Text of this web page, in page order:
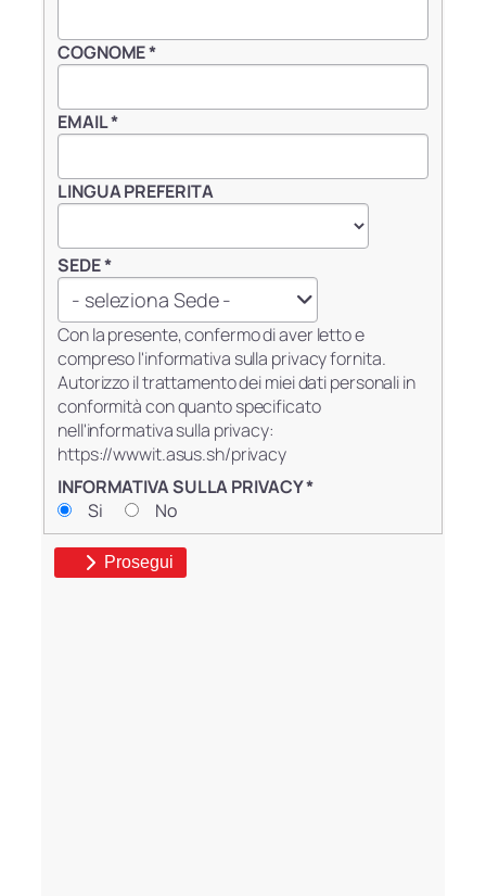
COGNOME*
EMAIL*
LINGUA PREFERITA
SEDE*
- seleziona Sede -
Con la presente, confermo di aver letto e
compreso l'informativa sulla privacy fornita.
Autorizzo il trattamento dei miei dati personali in
conformità con quanto specificato
nell'informativa sulla privacy:
https://wwwit.asus.sh/privacy
INFORMATIVA SULLA PRIVACY*
Si
No
Prosegui